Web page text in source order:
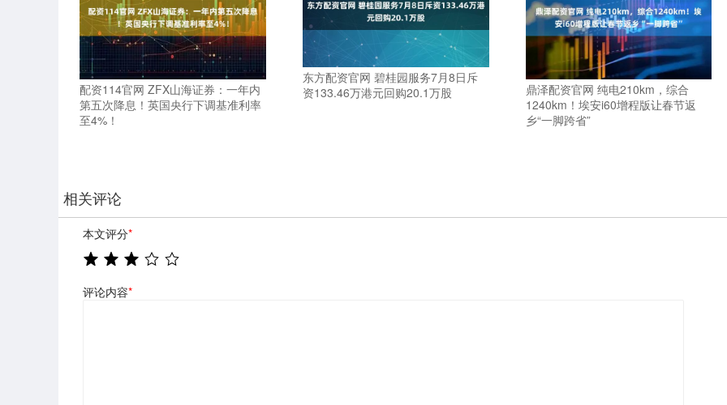
配资114官网 ZFX山海证券：一年内
第五次降息！英国央行下调基准利率
至4%！
东方配资官网 碧桂园服务7月8日斥
资133.46万港元回购20.1万股
鼎泽配资官网 纯电210km，综合
1240km！埃安i60增程版让春节返
乡“一脚跨省”
相关评论
本文评分*
评论内容*